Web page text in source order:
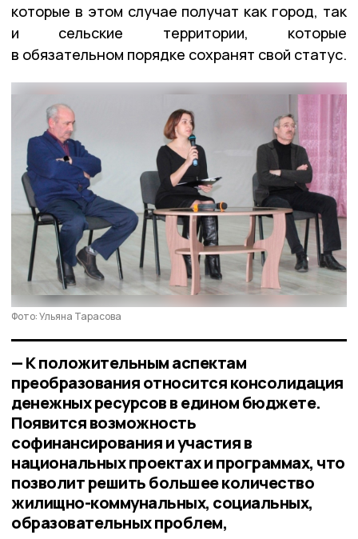
которые в этом случае получат как город, так
и сельские территории, которые
в обязательном порядке сохранят свой статус.
Фото: Ульяна Тарасова
— К положительным аспектам
преобразования относится консолидация
денежных ресурсов в едином бюджете.
Появится возможность
софинансирования и участия в
национальных проектах и программах, что
позволит решить большее количество
жилищно-коммунальных, социальных,
образовательных проблем,